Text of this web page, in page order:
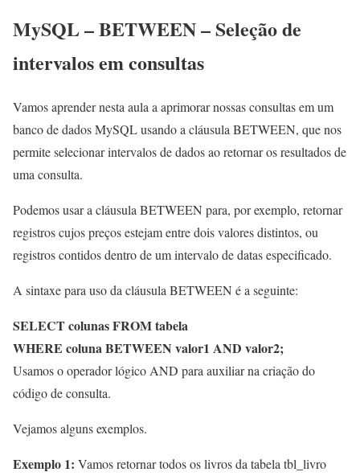
MySQL – BETWEEN – Seleção de
intervalos em consultas
Vamos aprender nesta aula a aprimorar nossas consultas em um
banco de dados MySQL usando a cláusula BETWEEN, que nos
permite selecionar intervalos de dados ao retornar os resultados de
uma consulta.
Podemos usar a cláusula BETWEEN para, por exemplo, retornar
registros cujos preços estejam entre dois valores distintos, ou
registros contidos dentro de um intervalo de datas especificado.
A sintaxe para uso da cláusula BETWEEN é a seguinte:
SELECT colunas FROM tabela
WHERE coluna BETWEEN valor1 AND valor2;
Usamos o operador lógico AND para auxiliar na criação do
código de consulta.
Vejamos alguns exemplos.
Exemplo 1: Vamos retornar todos os livros da tabela tbl_livro